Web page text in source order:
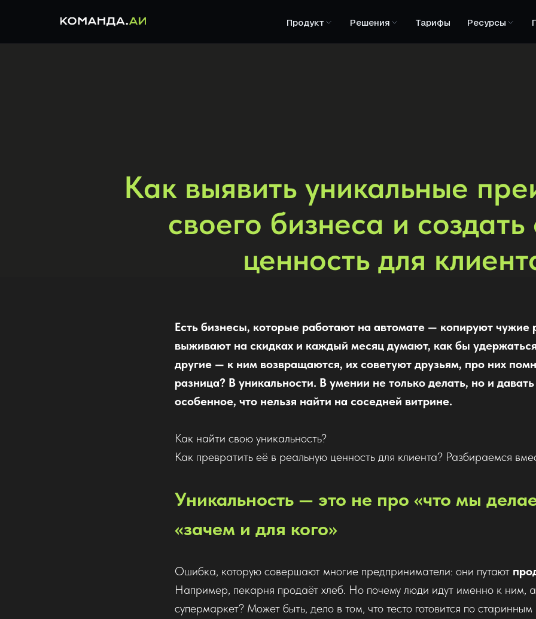
Продукт Решения Тарифы Ресурсы
Как выявить уникальные
своего бизнеса и
ценность для
Есть бизнесы, которые работают на автомате — копируют чужие
выживают на скидках и каждый месяц думают, как бы
другие — к ним возвращаются, их советуют друзьям, про них
разница? В уникальности. В умении не только делать, но и
особенное, что нельзя найти на соседней витрине.
Как найти свою уникальность?
Как превратить её в реальную ценность для клиента? Разбираемся
Уникальность — это не про «что мы
«зачем и для кого»
Ошибка, которую совершают многие предприниматели: они путают
Например, пекарня продаёт хлеб. Но почему люди идут именно к ним,
супермаркет? Может быть, дело в том, что тесто готовится по